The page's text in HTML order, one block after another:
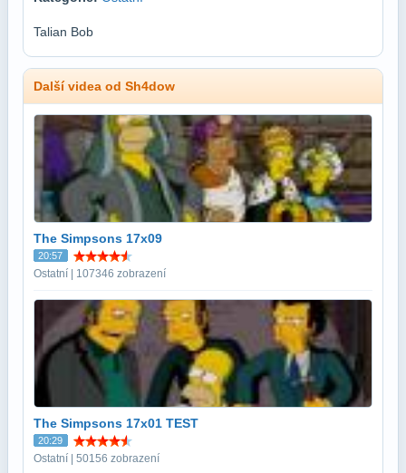
Talian Bob
Další videa od Sh4dow
The Simpsons 17x09
20:57
Ostatní | 107346 zobrazení
The Simpsons 17x01 TEST
20:29
Ostatní | 50156 zobrazení